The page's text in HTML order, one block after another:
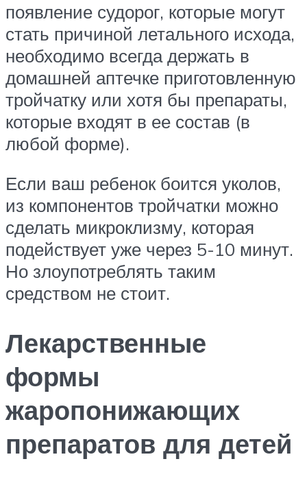
появление судорог, которые могут
стать причиной летального исхода,
необходимо всегда держать в
домашней аптечке приготовленную
тройчатку или хотя бы препараты,
которые входят в ее состав (в
любой форме).
Если ваш ребенок боится уколов,
из компонентов тройчатки можно
сделать микроклизму, которая
подействует уже через 5-10 минут.
Но злоупотреблять таким
средством не стоит.
Лекарственные
формы
жаропонижающих
препаратов для детей